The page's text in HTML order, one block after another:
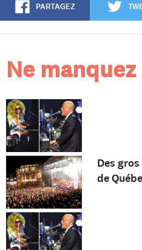
PARTAGEZ
Ne
Des
de